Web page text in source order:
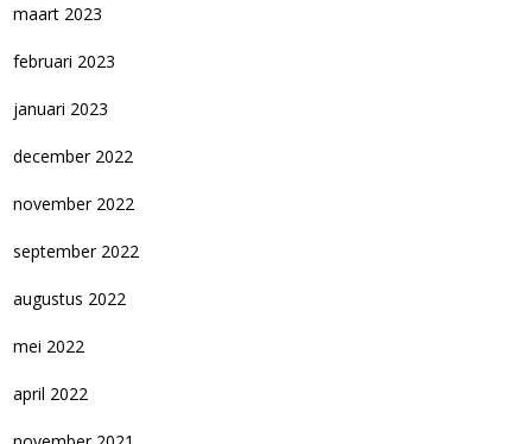
maart 2023
februari 2023
januari 2023
december 2022
november 2022
september 2022
augustus 2022
mei 2022
april 2022